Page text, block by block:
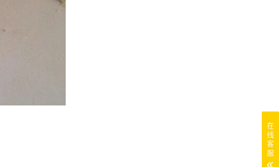
在
线
客
服